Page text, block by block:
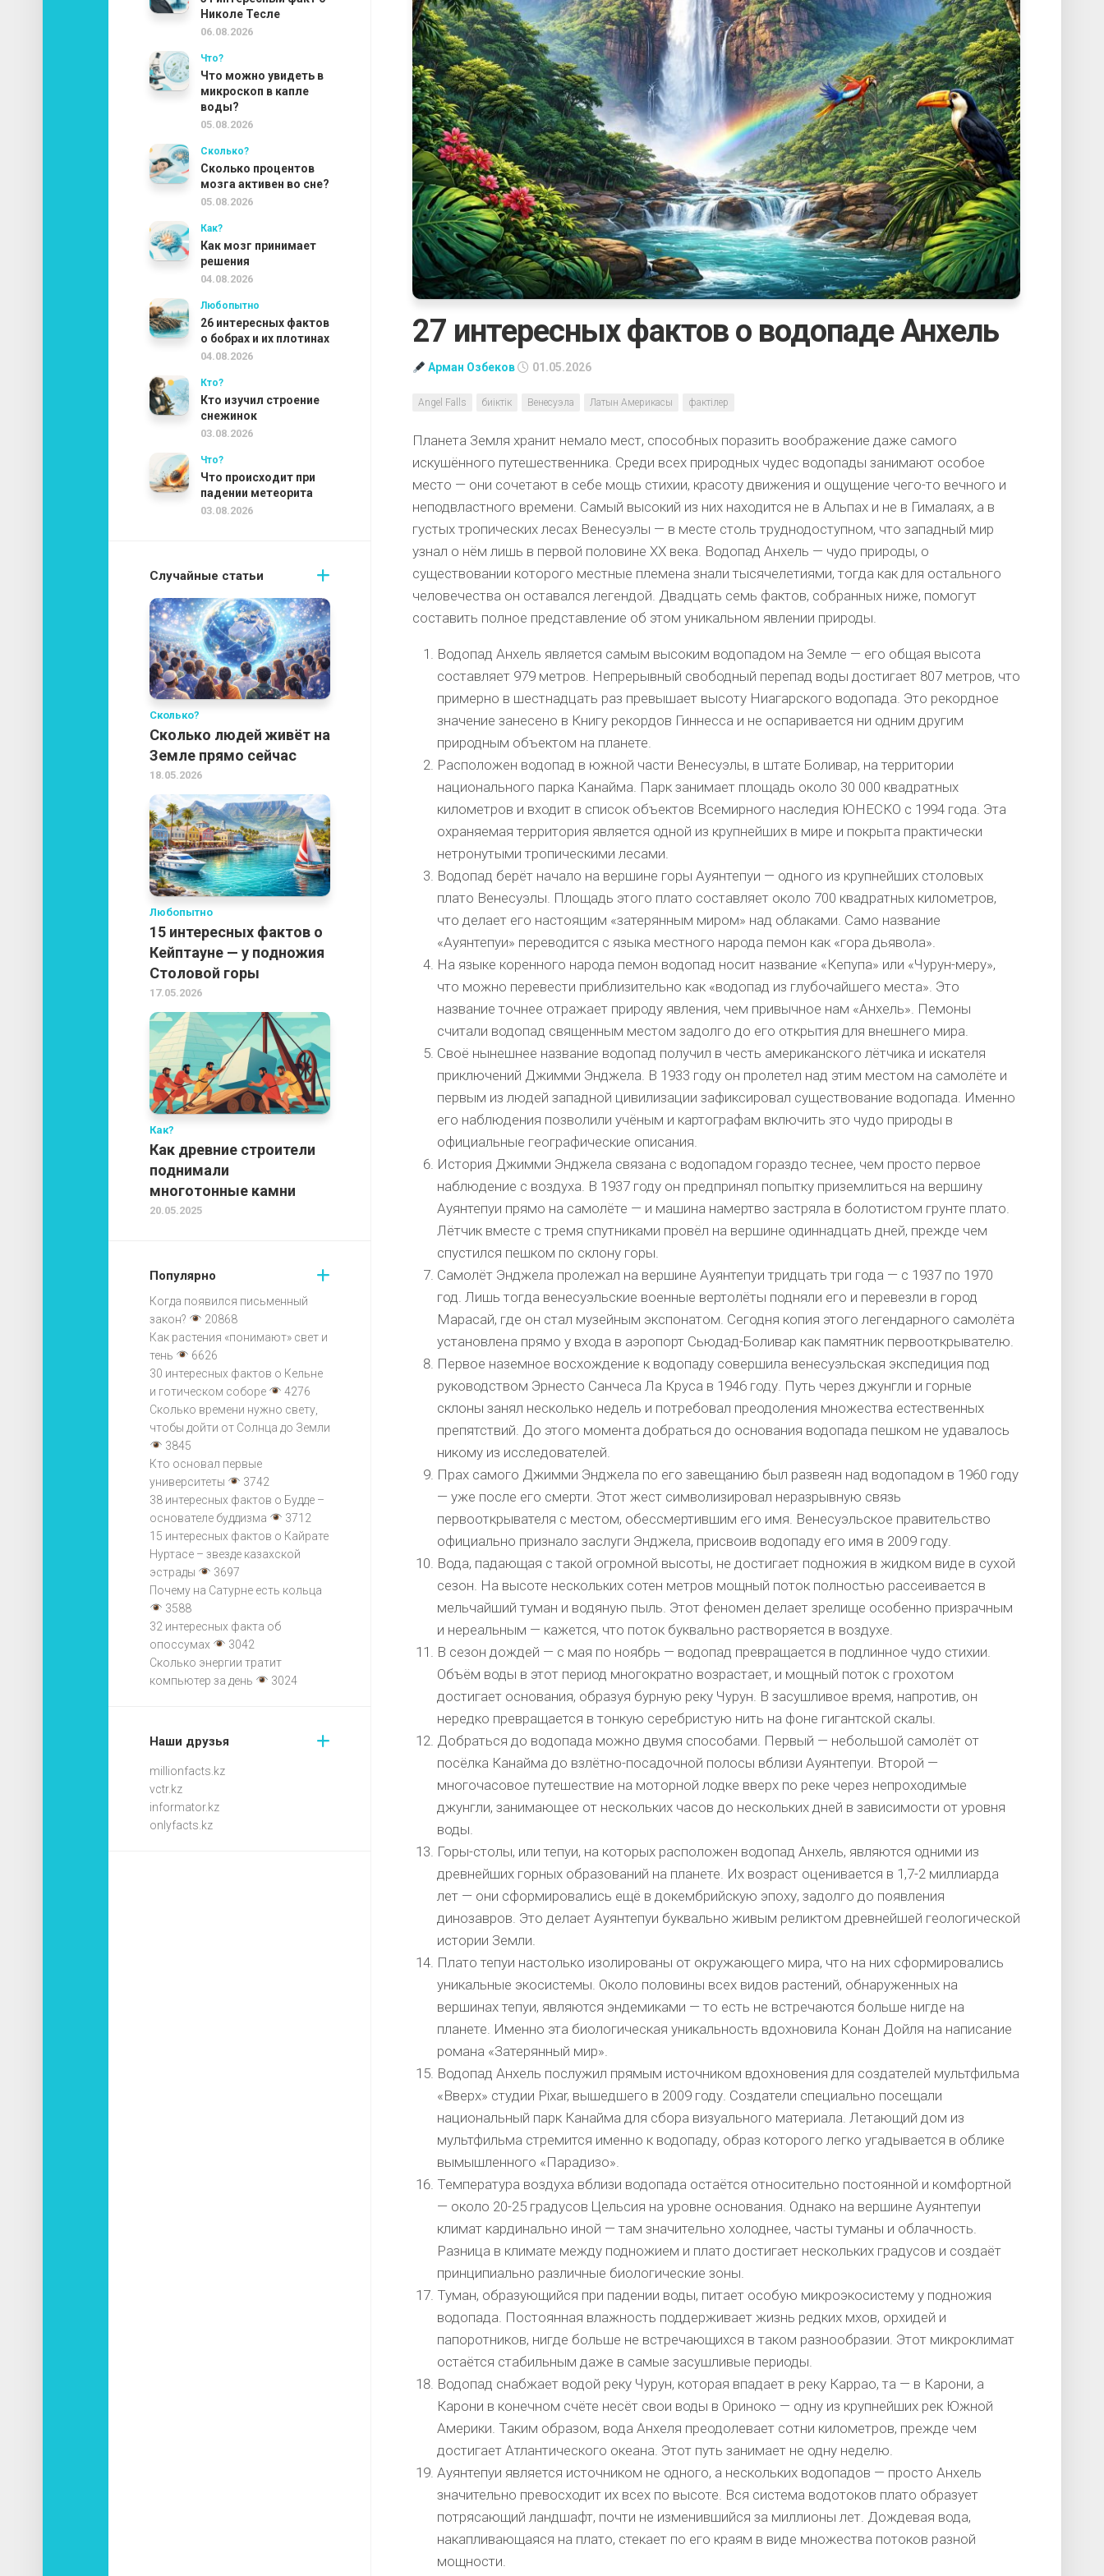
27 интересных фактов о водопаде Анхель
Арман Озбеков 01.05.2026
Angel Falls биіктік Венесуэла Латын Америкасы фактілер
Планета Земля хранит немало мест, способных поразить воображение даже самого
искушённого путешественника. Среди всех природных чудес водопады занимают особое
место — они сочетают в себе мощь стихии, красоту движения и ощущение чего-то вечного и
неподвластного времени. Самый высокий из них находится не в Альпах и не в Гималаях, а в
густых тропических лесах Венесуэлы — в месте столь труднодоступном, что западный мир
узнал о нём лишь в первой половине XX века. Водопад Анхель — чудо природы, о
существовании которого местные племена знали тысячелетиями, тогда как для остального
человечества он оставался легендой. Двадцать семь фактов, собранных ниже, помогут
составить полное представление об этом уникальном явлении природы.
Водопад Анхель является самым высоким водопадом на Земле — его общая высота
составляет 979 метров. Непрерывный свободный перепад воды достигает 807 метров, что
примерно в шестнадцать раз превышает высоту Ниагарского водопада. Это рекордное
значение занесено в Книгу рекордов Гиннесса и не оспаривается ни одним другим
природным объектом на планете.
Расположен водопад в южной части Венесуэлы, в штате Боливар, на территории
национального парка Канайма. Парк занимает площадь около 30 000 квадратных
километров и входит в список объектов Всемирного наследия ЮНЕСКО с 1994 года. Эта
охраняемая территория является одной из крупнейших в мире и покрыта практически
нетронутыми тропическими лесами.
Водопад берёт начало на вершине горы Ауянтепуи — одного из крупнейших столовых
плато Венесуэлы. Площадь этого плато составляет около 700 квадратных километров,
что делает его настоящим «затерянным миром» над облаками. Само название
«Ауянтепуи» переводится с языка местного народа пемон как «гора дьявола».
На языке коренного народа пемон водопад носит название «Кепупа» или «Чурун-меру»,
что можно перевести приблизительно как «водопад из глубочайшего места». Это
название точнее отражает природу явления, чем привычное нам «Анхель». Пемоны
считали водопад священным местом задолго до его открытия для внешнего мира.
Своё нынешнее название водопад получил в честь американского лётчика и искателя
приключений Джимми Энджела. В 1933 году он пролетел над этим местом на самолёте и
первым из людей западной цивилизации зафиксировал существование водопада. Именно
его наблюдения позволили учёным и картографам включить это чудо природы в
официальные географические описания.
История Джимми Энджела связана с водопадом гораздо теснее, чем просто первое
наблюдение с воздуха. В 1937 году он предпринял попытку приземлиться на вершину
Ауянтепуи прямо на самолёте — и машина намертво застряла в болотистом грунте плато.
Лётчик вместе с тремя спутниками провёл на вершине одиннадцать дней, прежде чем
спустился пешком по склону горы.
Самолёт Энджела пролежал на вершине Ауянтепуи тридцать три года — с 1937 по 1970
год. Лишь тогда венесуэльские военные вертолёты подняли его и перевезли в город
Марасай, где он стал музейным экспонатом. Сегодня копия этого легендарного самолёта
установлена прямо у входа в аэропорт Сьюдад-Боливар как памятник первооткрывателю.
Первое наземное восхождение к водопаду совершила венесуэльская экспедиция под
руководством Эрнесто Санчеса Ла Круса в 1946 году. Путь через джунгли и горные
склоны занял несколько недель и потребовал преодоления множества естественных
препятствий. До этого момента добраться до основания водопада пешком не удавалось
никому из исследователей.
Прах самого Джимми Энджела по его завещанию был развеян над водопадом в 1960 году
— уже после его смерти. Этот жест символизировал неразрывную связь
первооткрывателя с местом, обессмертившим его имя. Венесуэльское правительство
официально признало заслуги Энджела, присвоив водопаду его имя в 2009 году.
Вода, падающая с такой огромной высоты, не достигает подножия в жидком виде в сухой
сезон. На высоте нескольких сотен метров мощный поток полностью рассеивается в
мельчайший туман и водяную пыль. Этот феномен делает зрелище особенно призрачным
и нереальным — кажется, что поток буквально растворяется в воздухе.
В сезон дождей — с мая по ноябрь — водопад превращается в подлинное чудо стихии.
Объём воды в этот период многократно возрастает, и мощный поток с грохотом
достигает основания, образуя бурную реку Чурун. В засушливое время, напротив, он
нередко превращается в тонкую серебристую нить на фоне гигантской скалы.
Добраться до водопада можно двумя способами. Первый — небольшой самолёт от
посёлка Канайма до взлётно-посадочной полосы вблизи Ауянтепуи. Второй —
многочасовое путешествие на моторной лодке вверх по реке через непроходимые
джунгли, занимающее от нескольких часов до нескольких дней в зависимости от уровня
воды.
Горы-столы, или тепуи, на которых расположен водопад Анхель, являются одними из
древнейших горных образований на планете. Их возраст оценивается в 1,7-2 миллиарда
лет — они сформировались ещё в докембрийскую эпоху, задолго до появления
динозавров. Это делает Ауянтепуи буквально живым реликтом древнейшей геологической
истории Земли.
Плато тепуи настолько изолированы от окружающего мира, что на них сформировались
уникальные экосистемы. Около половины всех видов растений, обнаруженных на
вершинах тепуи, являются эндемиками — то есть не встречаются больше нигде на
планете. Именно эта биологическая уникальность вдохновила Конан Дойля на написание
романа «Затерянный мир».
Водопад Анхель послужил прямым источником вдохновения для создателей мультфильма
«Вверх» студии Pixar, вышедшего в 2009 году. Создатели специально посещали
национальный парк Канайма для сбора визуального материала. Летающий дом из
мультфильма стремится именно к водопаду, образ которого легко угадывается в облике
вымышленного «Парадизо».
Температура воздуха вблизи водопада остаётся относительно постоянной и комфортной
— около 20-25 градусов Цельсия на уровне основания. Однако на вершине Ауянтепуи
климат кардинально иной — там значительно холоднее, часты туманы и облачность.
Разница в климате между подножием и плато достигает нескольких градусов и создаёт
принципиально различные биологические зоны.
Туман, образующийся при падении воды, питает особую микроэкосистему у подножия
водопада. Постоянная влажность поддерживает жизнь редких мхов, орхидей и
папоротников, нигде больше не встречающихся в таком разнообразии. Этот микроклимат
остаётся стабильным даже в самые засушливые периоды.
Водопад снабжает водой реку Чурун, которая впадает в реку Каррао, та — в Карони, а
Карони в конечном счёте несёт свои воды в Ориноко — одну из крупнейших рек Южной
Америки. Таким образом, вода Анхеля преодолевает сотни километров, прежде чем
достигает Атлантического океана. Этот путь занимает не одну неделю.
Ауянтепуи является источником не одного, а нескольких водопадов — просто Анхель
значительно превосходит их всех по высоте. Вся система водотоков плато образует
потрясающий ландшафт, почти не изменившийся за миллионы лет. Дождевая вода,
накапливающаяся на плато, стекает по его краям в виде множества потоков разной
мощности.
Николе Тесле
06.08.2026
Что?
Что можно увидеть в
микроскоп в капле
воды?
05.08.2026
Сколько?
Сколько процентов
мозга активен во сне?
05.08.2026
Как?
Как мозг принимает
решения
04.08.2026
Любопытно
26 интересных фактов
о бобрах и их плотинах
04.08.2026
Кто?
Кто изучил строение
снежинок
03.08.2026
Что?
Что происходит при
падении метеорита
03.08.2026
Случайные статьи
Сколько?
Сколько людей живёт на
Земле прямо сейчас
18.05.2026
Любопытно
15 интересных фактов о
Кейптауне — у подножия
Столовой горы
17.05.2026
Как?
Как древние строители
поднимали
многотонные камни
20.05.2025
Популярно
Когда появился письменный
закон?
20868
Как растения «понимают» свет и
тень
6626
30 интересных фактов о Кельне
и готическом соборе
4276
Сколько времени нужно свету,
чтобы дойти от Солнца до Земли
3845
Кто основал первые
университеты
3742
38 интересных фактов о Будде –
основателе буддизма
3712
15 интересных фактов о Кайрате
Нуртасе – звезде казахской
эстрады
3697
Почему на Сатурне есть кольца
3588
32 интересных факта об
опоссумах
3042
Сколько энергии тратит
компьютер за день
3024
Наши друзья
millionfacts.kz
vctr.kz
informator.kz
onlyfacts.kz